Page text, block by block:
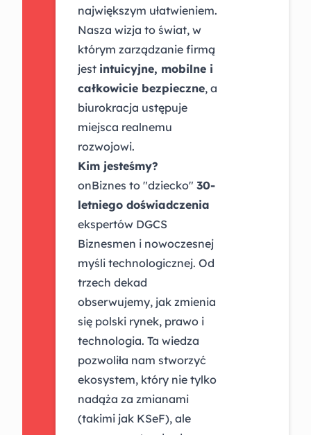
największym ułatwieniem.
Nasza wizja to świat, w
którym zarządzanie firmą
jest intuicyjne, mobilne i
całkowicie bezpieczne, a
biurokracja ustępuje
miejsca realnemu
rozwojowi.
Kim jesteśmy?
onBiznes to "dziecko" 30-
letniego doświadczenia
ekspertów DGCS
Biznesmen i nowoczesnej
myśli technologicznej. Od
trzech dekad
obserwujemy, jak zmienia
się polski rynek, prawo i
technologia. Ta wiedza
pozwoliła nam stworzyć
ekosystem, który nie tylko
nadąża za zmianami
(takimi jak KSeF), ale